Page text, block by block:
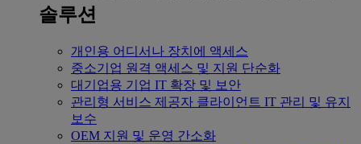
솔루션
개인용 어디서나 장치에 액세스
중소기업 원격 액세스 및 지원 단순화
대기업용 기업 IT 확장 및 보안
관리형 서비스 제공자 클라이언트 IT 관리 및 유지
보수
OEM 지원 및 운영 간소화